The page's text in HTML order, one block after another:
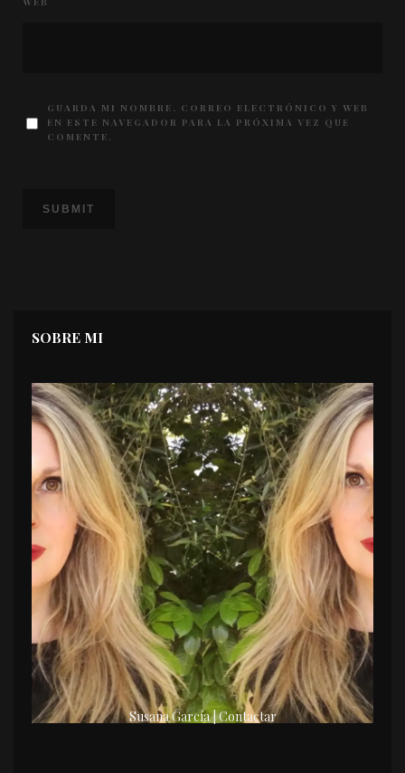
GUARDA MI NOMBRE, CORREO ELECTRÓNICO Y WEB
EN ESTE NAVEGADOR PARA LA PRÓXIMA VEZ QUE
COMENTE.
SOBRE MI
Susana García | Contactar